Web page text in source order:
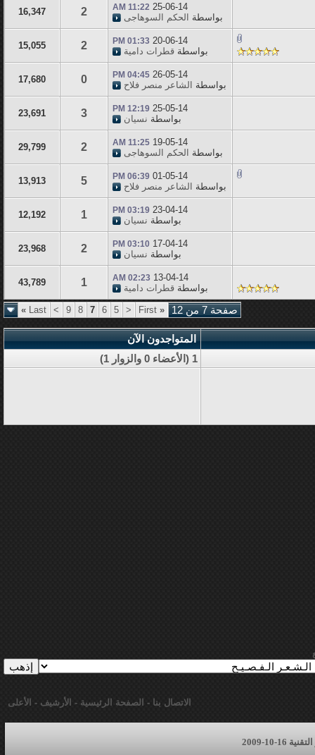
25-06-14
11:22 AM
بواسطة الحكم السوهاجى 2
16,347
20-06-14
01:33 PM
بواسطة قطرات دامية 2
15,055
26-05-14
04:45 PM
بواسطة الشاعر منصر فلاح 0
17,680
25-05-14
12:19 PM
بواسطة نسيان 3
23,691
19-05-14
11:25 AM
بواسطة الحكم السوهاجى 2
29,799
01-05-14
06:39 PM
بواسطة الشاعر منصر فلاح 5
13,913
23-04-14
03:19 PM
بواسطة نسيان 1
12,192
17-04-14
03:10 PM
بواسطة نسيان 2
23,968
13-04-14
02:23 AM
بواسطة قطرات دامية 1
43,789
صفحة 7 من 12 «
<
5
6
7
8
9
>
Last
»
المتواجدون الآن
1 (الأعضاء 0 والزوار 1)
الاتصال بنا - الصفحة الرئيسية - الأرشيف - الأعلى
10-2009